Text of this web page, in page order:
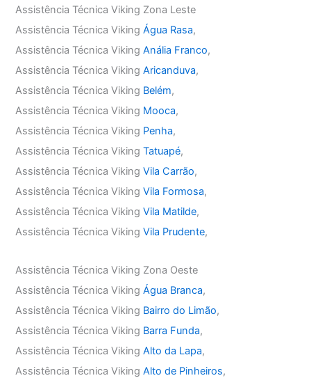
Assistência Técnica Viking Zona Leste
Assistência Técnica VikingÁgua Rasa,
Assistência Técnica VikingAnália Franco,
Assistência Técnica VikingAricanduva,
Assistência Técnica Viking Belém,
Assistência Técnica Viking Mooca,
Assistência Técnica Viking Penha,
Assistência Técnica VikingTatuapé,
Assistência Técnica VikingVila Carrão,
Assistência Técnica VikingVila Formosa,
Assistência Técnica VikingVila Matilde,
Assistência Técnica VikingVila Prudente,
Assistência Técnica Viking Zona Oeste
Assistência Técnica VikingÁgua Branca,
Assistência Técnica Viking Bairro do Limão,
Assistência Técnica Viking Barra Funda,
Assistência Técnica VikingAlto da Lapa,
Assistência Técnica VikingAlto de Pinheiros,